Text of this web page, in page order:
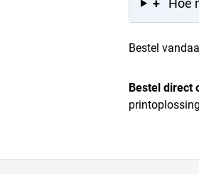
Bestel
Bestel direct